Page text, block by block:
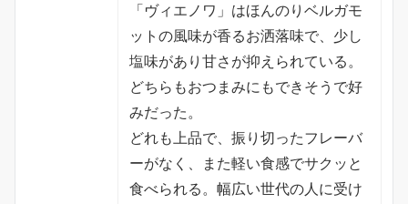
「ヴィエノワ」はほんのりベルガモ
ットの風味が香るお洒落味で、少し
塩味があり甘さが抑えられている。
どちらもおつまみにもできそうで好
みだった。
どれも上品で、振り切ったフレーバ
ーがなく、また軽い食感でサクッと
食べられる。幅広い世代の人に受け